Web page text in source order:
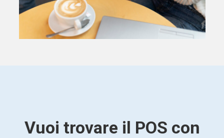
Vuoi trovare il POS con